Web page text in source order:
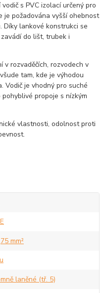
s PVC izolací určený pro
požadována vyšší ohebnost
Díky lankové konstrukci se
do lišt, trubek i
v rozvaděčích, rozvodech v
tam, kde je výhodou
Vodič je vhodný pro suché
propoje s nízkým
vlastnosti, odolnost proti
mm²
laněné (tř. 5)